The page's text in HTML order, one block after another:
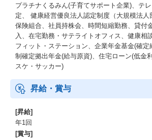
プラチナくるみん(子育てサポート企業)、テ
定、 健康経営優良法人認定制度（大規模法
保険組合、社員持株会、時間短縮勤務、貸付
入、在宅勤務・サテライトオフィス、健康相
フィット・ステーション、企業年金基金(確定
制確定拠出年金(給与原資)、住宅ローン(低金
スケ・サッカー)
昇給・賞与
[昇給]
年1回
[賞与]